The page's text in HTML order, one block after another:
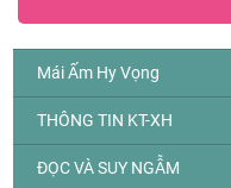
Mái Ấm Hy Vọng
THÔNG TIN KT-XH
ĐỌC VÀ SUY NGẪM